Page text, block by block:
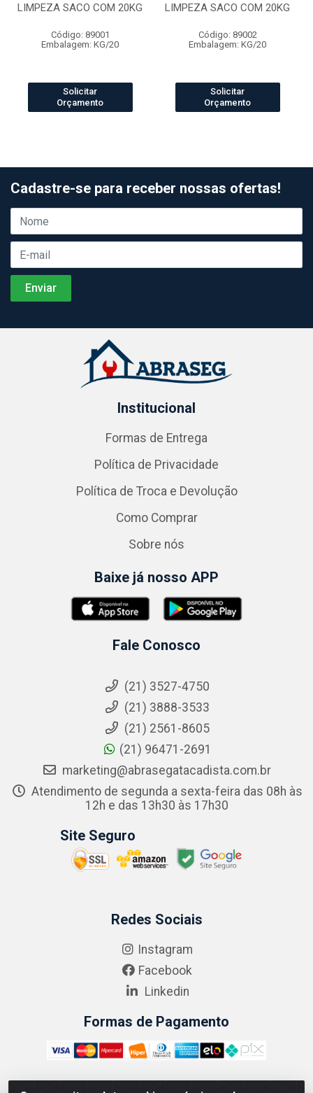
LIMPEZA SACO COM 20KG
Código: 89001
Embalagem: KG/20
Solicitar
Orçamento
LIMPEZA SACO COM 20KG
Código: 89002
Embalagem: KG/20
Solicitar
Orçamento
Cadastre-se para receber nossas ofertas!
Institucional
Formas de Entrega
Política de Privacidade
Política de Troca e Devolução
Como Comprar
Sobre nós
Baixe já nosso APP
Fale Conosco
(21) 3527-4750
(21) 3888-3533
(21) 2561-8605
(21) 96471-2691
marketing@abrasegatacadista.com.br
Atendimento de segunda a sexta-feira das 08h às
12h e das 13h30 às 17h30
Site Seguro
Redes Sociais
Instagram
Facebook
Linkedin
Formas de Pagamento